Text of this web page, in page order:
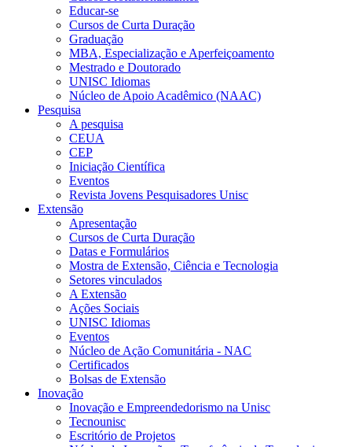
Educar-se
Cursos de Curta Duração
Graduação
MBA, Especialização e Aperfeiçoamento
Mestrado e Doutorado
UNISC Idiomas
Núcleo de Apoio Acadêmico (NAAC)
Pesquisa
A pesquisa
CEUA
CEP
Iniciação Científica
Eventos
Revista Jovens Pesquisadores Unisc
Extensão
Apresentação
Cursos de Curta Duração
Datas e Formulários
Mostra de Extensão, Ciência e Tecnologia
Setores vinculados
A Extensão
Ações Sociais
UNISC Idiomas
Eventos
Núcleo de Ação Comunitária - NAC
Certificados
Bolsas de Extensão
Inovação
Inovação e Empreendedorismo na Unisc
Tecnounisc
Escritório de Projetos